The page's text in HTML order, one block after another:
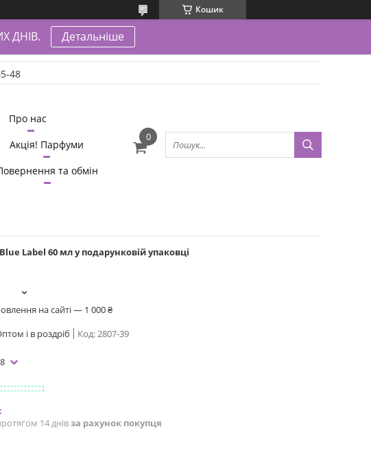
Кошик
ДНІВ. Детальніше
48
Про нас
Акція! Парфуми
та обмін
Label 60 мл у подарунковій упаковці
на сайті — 1 000 ₴
і в роздріб Код:2807-39
14 днівза рахунок покупця